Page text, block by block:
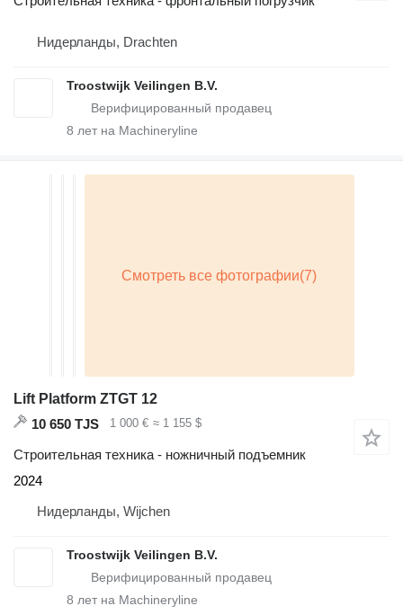
Нидерланды, Drachten
Troostwijk Veilingen B.V.
8 лет на Machineryline
Lift Platform ZTGT 12
10 650 TJS
1 000 € ≈ 1 155 $
Строительная техника - ножничный подъемник
2024
Нидерланды, Wijchen
Troostwijk Veilingen B.V.
8 лет на Machineryline